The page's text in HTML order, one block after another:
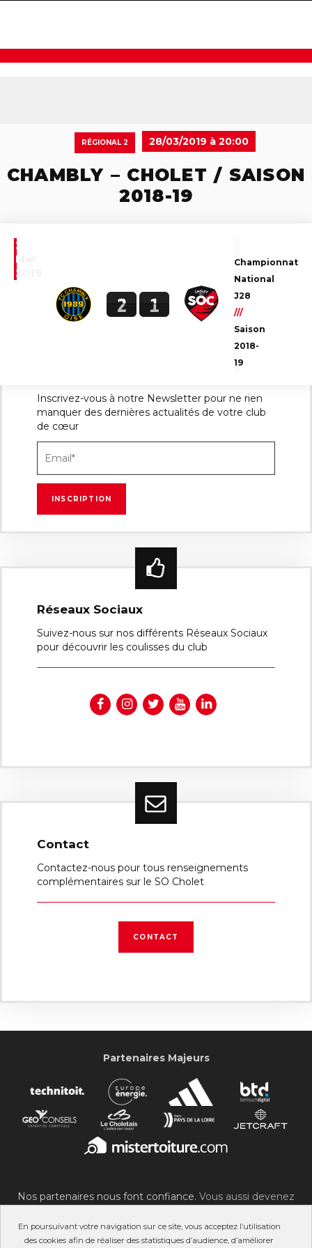
En poursuivant votre navigation sur ce site, vous acceptez l’utilisation
des cookies afin de réaliser des statistiques d’audience, d’améliorer
RÉGIONAL 2 28/03/2019 à 20:00
CHAMBLY – CHOLET / SAISON
2018-19
28
Mar
2019
2 1
Championnat
National
J28
///
Saison
2018-
19
Inscrivez-vous à notre Newsletter pour ne rien
manquer des dernières actualités de votre club
de cœur
Réseaux Sociaux
Suivez-nous sur nos différents Réseaux Sociaux
pour découvrir les coulisses du club
Contact
Contactez-nous pour tous renseignements
complémentaires sur le SO Cholet
CONTACT
Partenaires Majeurs
Nos partenaires nous font confiance. Vous aussi devenez